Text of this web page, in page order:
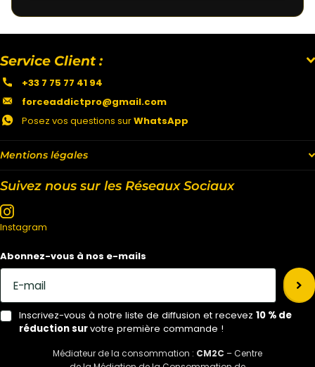
Mentions légales
Service Client :
+33 7 75 77 41 94
forceaddictpro@gmail.com
Posez vos questions surWhatsApp
Suivez nous sur les Réseaux Sociaux
Instagram
Abonnez-vous à nos e-mails
Inscrivez-vous à notre liste de diffusion et recevez 10 % de
réduction survotre première commande !
Médiateur de la consommation : CM2C – Centre